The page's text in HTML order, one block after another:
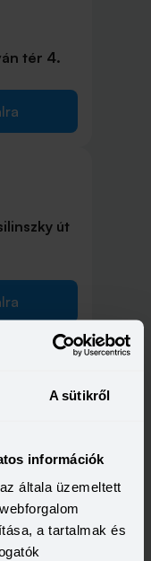
A sütikről
információk
általa üzemeltett
a tartalmak és
tér 4.
út
16.